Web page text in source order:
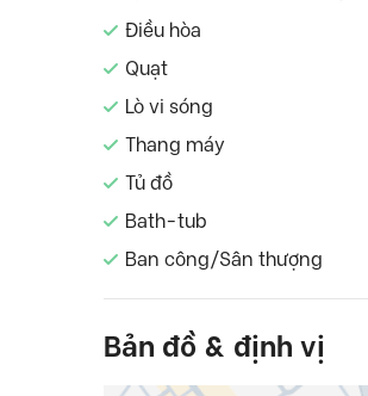
Điều hòa
Quạt
Lò vi sóng
Thang máy
Tủ đồ
Bath-tub
Ban công/Sân thượng
Bản đồ & định vị